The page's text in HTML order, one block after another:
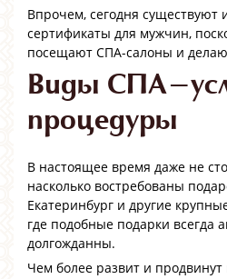
Впрочем, сегодня существуют
сертификаты для мужчин,
посещают СПА-салоны и
Виды СПА-
процедуры
В настоящее время даже не
насколько востребованы
Екатеринбург и другие
где подобные подарки всегда
долгожданны.
Чем более развит и